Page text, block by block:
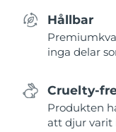
Hållbar
inga delar
Cruelty-
Produkten
att djur varit